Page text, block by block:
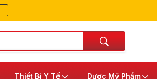
Thiết Bị Y Tế Dược Mỹ Phẩm